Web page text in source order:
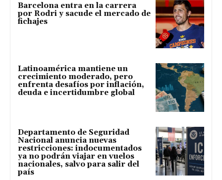
Barcelona entra en la carrera
por Rodri y sacude el mercado de
fichajes
Latinoamérica mantiene un
crecimiento moderado, pero
enfrenta desafíos por inflación,
deuda e incertidumbre global
Departamento de Seguridad
Nacional anuncia nuevas
restricciones: indocumentados
ya no podrán viajar en vuelos
nacionales, salvo para salir del
país